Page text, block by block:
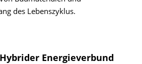
des Lebenszyklus.
Hybrider Energieverbund